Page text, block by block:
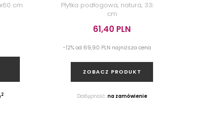
cm
2
Płytka podłogowa, natura, 33x33
cm
61,40 PLN
-12% od 69,90 PLN najniższa cena
ZOBACZ PRODUKT
Dostępność: na zamówienie